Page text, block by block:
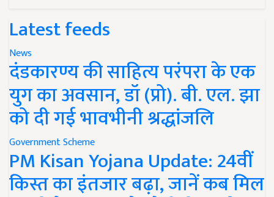
Latest feeds
News
दंडकारण्य की साहित्य परंपरा के एक
युग का अवसान, डॉ (प्रो). बी. एल. झा
को दी गई भावभीनी श्रद्धांजलि
Government Scheme
PM Kisan Yojana Update: 24वीं
किस्त का इंतजार बढ़ा, जानें कब मिल